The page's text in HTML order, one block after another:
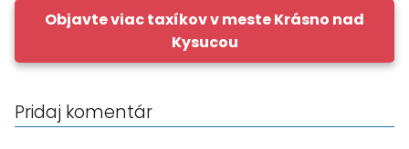
Objavte viac taxíkov v meste Krásno nad
Kysucou
Pridaj komentár